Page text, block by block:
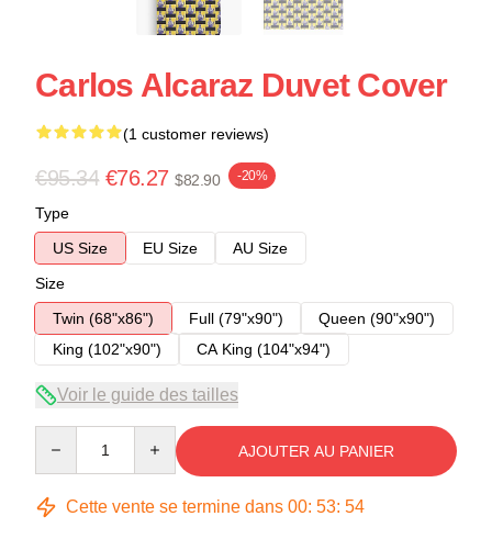
Carlos Alcaraz Duvet Cover
(1 customer reviews)
€95.34 €76.27 $82.90 -20%
Type
US Size
EU Size
AU Size
Size
Twin (68"x86")
Full (79"x90")
Queen (90"x90")
King (102"x90")
CA King (104"x94")
Voir le guide des tailles
AJOUTER AU PANIER
Cette vente se termine dans 00: 53: 53